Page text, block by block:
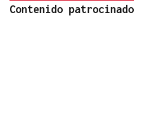
Contenido patrocinado